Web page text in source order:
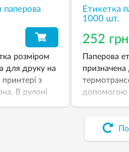
розміром
для друку на
з
В рулоні
Етикетка
1000 шт.
252 грн
Паперова
допомогою